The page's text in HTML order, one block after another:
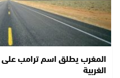
المغرب يطلق اسم ترامب
الغربية